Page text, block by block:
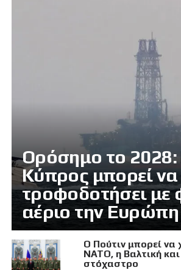
Ορόσημο το 2028:
Κύπρος μπορεί να
τροφοδοτήσει με
αέριο την Ευρώπη
Ο Πούτιν μπορεί να
ΝΑΤΟ, η Βαλτική
στόχαστρο